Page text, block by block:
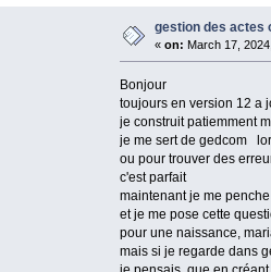
gestion des actes
« on: March 17,
Bonjour
toujours en version 12 a
je construit patiemment
je me sert de gedcom
ou pour trouver des
c'est parfait
maintenant je me
et je me pose cette
pour une naissance,
mais si je regarde dans